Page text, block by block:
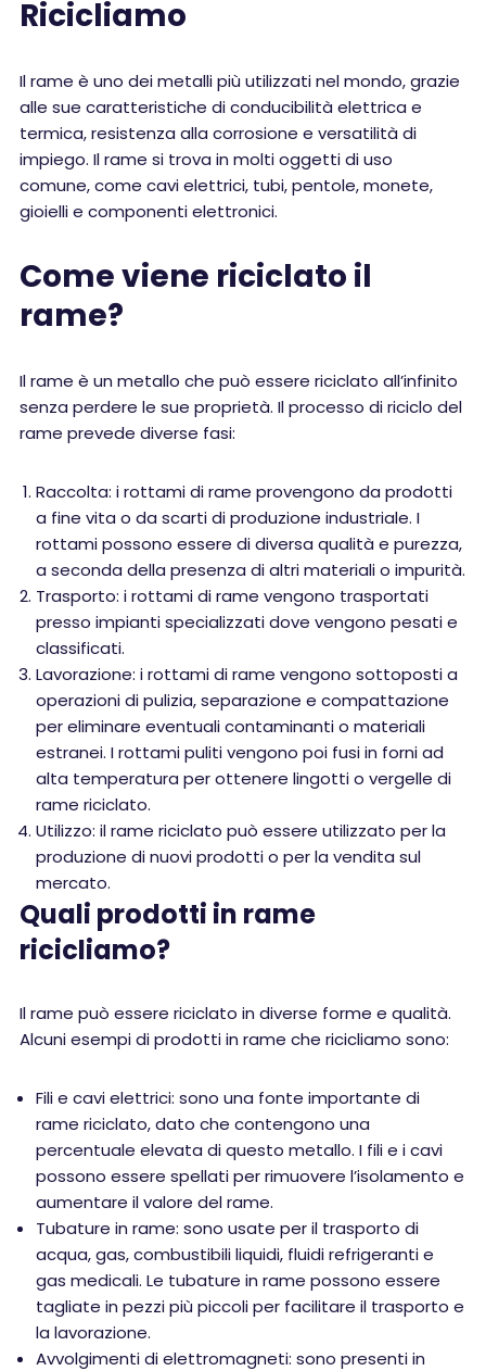
Ricicliamo
Il rame è uno dei metalli più utilizzati nel mondo, grazie
alle sue caratteristiche di conducibilità elettrica e
termica, resistenza alla corrosione e versatilità di
impiego. Il rame si trova in molti oggetti di uso
comune, come cavi elettrici, tubi, pentole, monete,
gioielli e componenti elettronici.
Come viene riciclato il
rame?
Il rame è un metallo che può essere riciclato all’infinito
senza perdere le sue proprietà. Il processo di riciclo del
rame prevede diverse fasi:
Raccolta: i rottami di rame provengono da prodotti
a fine vita o da scarti di produzione industriale. I
rottami possono essere di diversa qualità e purezza,
a seconda della presenza di altri materiali o impurità.
Trasporto: i rottami di rame vengono trasportati
presso impianti specializzati dove vengono pesati e
classificati.
Lavorazione: i rottami di rame vengono sottoposti a
operazioni di pulizia, separazione e compattazione
per eliminare eventuali contaminanti o materiali
estranei. I rottami puliti vengono poi fusi in forni ad
alta temperatura per ottenere lingotti o vergelle di
rame riciclato.
Utilizzo: il rame riciclato può essere utilizzato per la
produzione di nuovi prodotti o per la vendita sul
mercato.
Quali prodotti in rame
ricicliamo?
Il rame può essere riciclato in diverse forme e qualità.
Alcuni esempi di prodotti in rame che ricicliamo sono:
Fili e cavi elettrici: sono una fonte importante di
rame riciclato, dato che contengono una
percentuale elevata di questo metallo. I fili e i cavi
possono essere spellati per rimuovere l’isolamento e
aumentare il valore del rame.
Tubature in rame: sono usate per il trasporto di
acqua, gas, combustibili liquidi, fluidi refrigeranti e
gas medicali. Le tubature in rame possono essere
tagliate in pezzi più piccoli per facilitare il trasporto e
la lavorazione.
Avvolgimenti di elettromagneti: sono presenti in